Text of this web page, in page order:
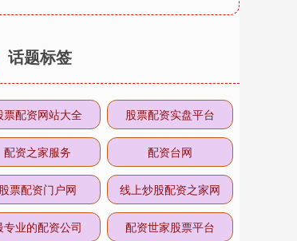
话题标签
票配资网站大全 股票配资实盘平台
配资之家服务 配资台网
股票配资门户网 线上炒股配资之家网
专业的配资公司 配资世家股票平台